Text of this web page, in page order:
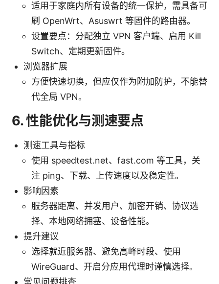
适用于家庭内所有设备的统一保护，需具备可
刷 OpenWrt、Asuswrt 等固件的路由器。
设置要点：分配独立 VPN 客户端、启用 Kill
Switch、定期更新固件。
浏览器扩展
方便快速切换，但应仅作为附加防护，不能替
代全局 VPN。
6. 性能优化与测速要点
测速工具与指标
使用 speedtest.net、fast.com 等工具，关
注 ping、下载、上传速度以及稳定性。
影响因素
服务器距离、并发用户、加密开销、协议选
择、本地网络拥塞、设备性能。
提升建议
选择就近服务器、避免高峰时段、使用
WireGuard、开启分应用代理时谨慎选择。